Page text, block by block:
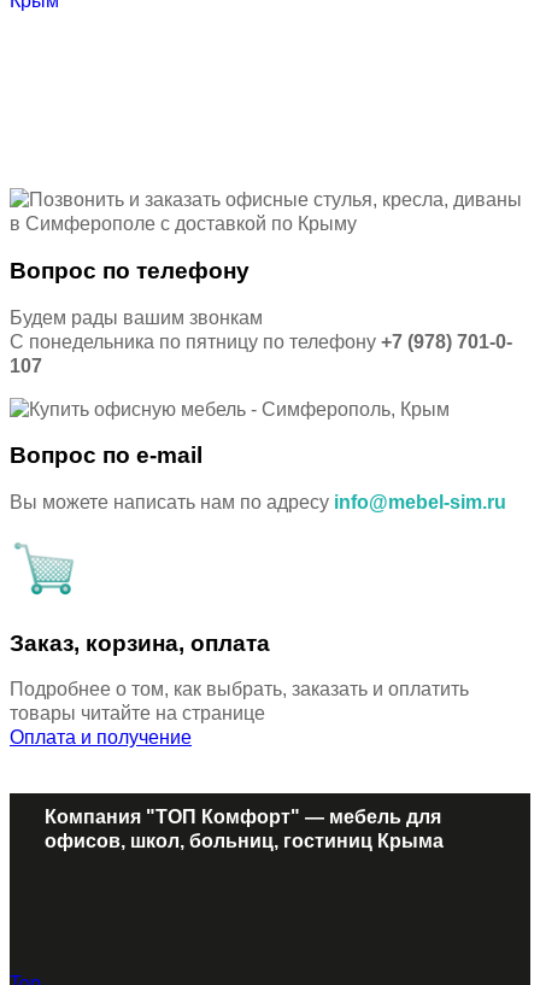
Вопрос по телефону
Будем рады вашим звонкам
С понедельника по пятницу по телефону +7 (978) 701-0-
107
Вопрос по e-mail
Вы можете написать нам по адресу info@mebel-sim.ru
Заказ, корзина, оплата
Подробнее о том, как выбрать, заказать и оплатить
товары читайте на странице
Оплата и получение
Компания "ТОП Комфорт" — мебель для
офисов, школ, больниц, гостиниц Крыма